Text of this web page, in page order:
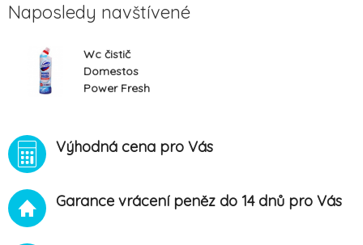
Naposledy navštívené
Wc čistič
Domestos
Power Fresh
Výhodná cena pro Vás
Garance vrácení peněz do 14 dnů pro Vás